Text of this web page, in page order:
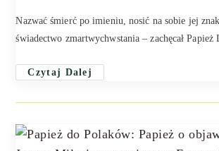
Nazwać śmierć po imieniu, nosić na sobie jej
świadectwo zmartwychwstania – zachęcał
Czytaj Dalej